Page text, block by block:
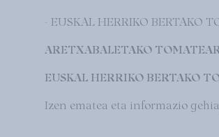
- EUSKAL HERRIKO BERTAKO
ARETXABALETAKO
EUSKAL HERRIKO BERTAKO
Izen ematea eta informazio